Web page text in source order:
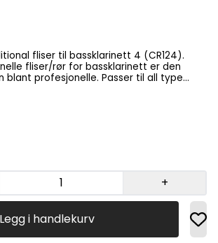
fliser til bassklarinett 4 (CR124).
fliser/rør for bassklarinett er den
blant profesjonelle. Passer til all type
+
Legg i handlekurv